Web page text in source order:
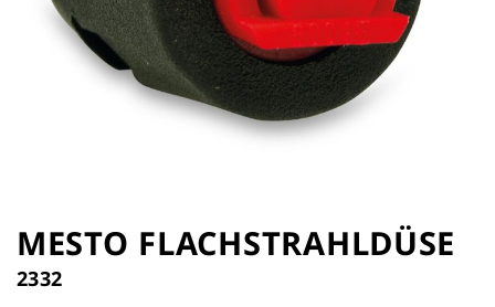
Anfang
der
Bildergalerie
MESTO FLACHSTRAHLDÜSE
2332